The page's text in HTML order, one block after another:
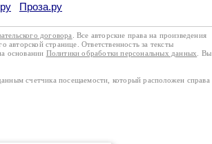
Проза.ру
договора
. Все авторские права на произведения
авторской странице. Ответственность за тексты
основании Политики обработки персональных данных
. Вы
счетчика посещаемости, который расположен справа